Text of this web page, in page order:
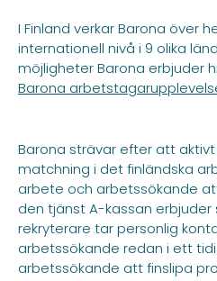
I Finland verkar Barona över
internationell nivå i 9 olika
möjligheter Barona erbjuder
Barona
Barona strävar efter att
matchning i det finländska
arbete och arbetssökande
den tjänst A-kassan
rekryterare tar personlig
arbetssökande redan i ett
arbetssökande att finslipa